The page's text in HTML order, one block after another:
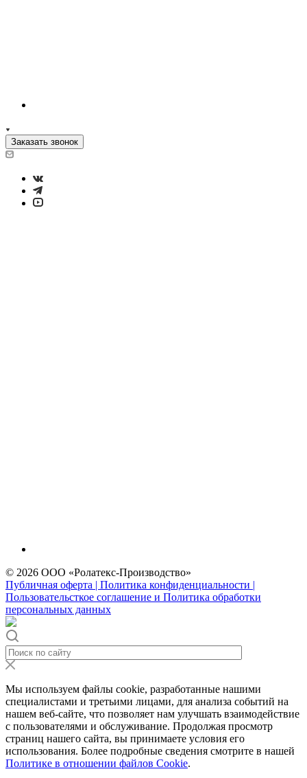
Заказать звонок
© 2026 ООО «Ролатекс-Производство»
Публичная оферта | Политика конфиденциальности |
Пользовательсткое соглашение и Политика обработки
персональных данных
Мы используем файлы cookie, разработанные нашими
специалистами и третьими лицами, для анализа событий на
нашем веб-сайте, что позволяет нам улучшать взаимодействие
с пользователями и обслуживание. Продолжая просмотр
страниц нашего сайта, вы принимаете условия его
использования. Более подробные сведения смотрите в нашей
Политике в отношении файлов Cookie.